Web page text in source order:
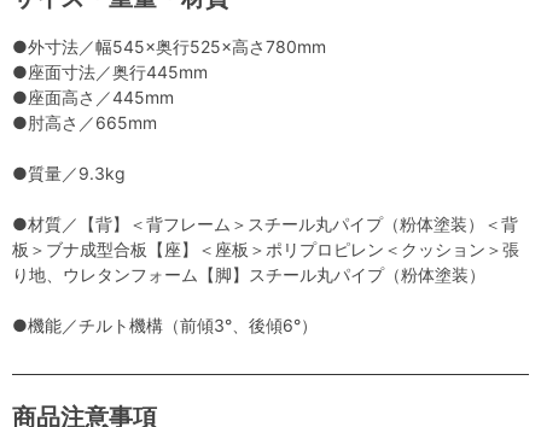
●外寸法／幅545×奥行525×高さ780mm
●座面寸法／奥行445mm
●座面高さ／445mm
●肘高さ／665mm
●質量／9.3kg
●材質／【背】＜背フレーム＞スチール丸パイプ（粉体塗装）＜背
板＞ブナ成型合板【座】＜座板＞ポリプロピレン＜クッション＞張
り地、ウレタンフォーム【脚】スチール丸パイプ（粉体塗装）
●機能／チルト機構（前傾3°、後傾6°）
商品注意事項